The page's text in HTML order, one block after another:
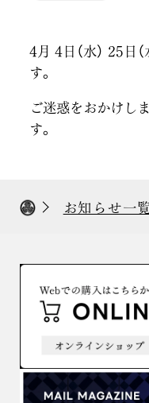
4月 4日（水） 25日
す。
ご迷惑をおかけし
す。
お知らせ一覧